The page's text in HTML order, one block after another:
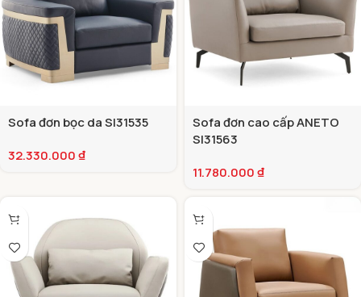
Sofa đơn bọc da SI31535
32.330.000₫
Sofa đơn cao cấp ANETO
SI31563
11.780.000₫